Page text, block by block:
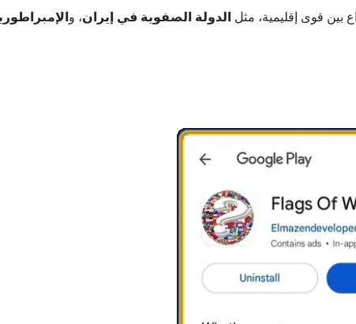
بين قوى إقليمية، مثل الدولة الصفوية في إيران، و